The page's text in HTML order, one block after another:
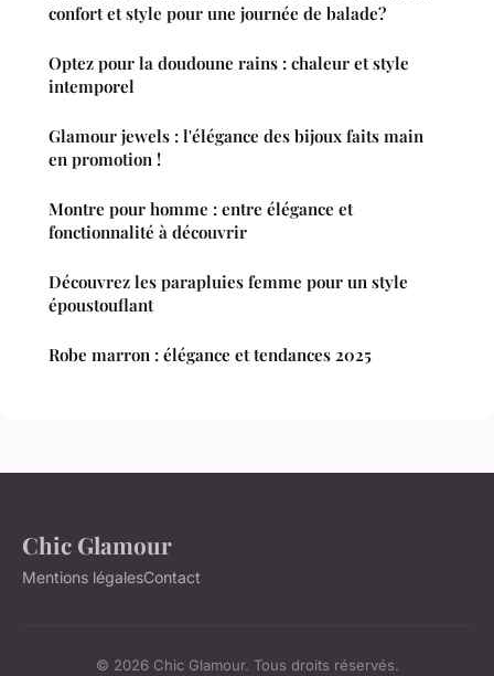
confort et style pour une journée de balade?
Optez pour la doudoune rains : chaleur et style
intemporel
Glamour jewels : l'élégance des bijoux faits main
en promotion !
Montre pour homme : entre élégance et
fonctionnalité à découvrir
Découvrez les parapluies femme pour un style
époustouflant
Robe marron : élégance et tendances 2025
Chic Glamour
Mentions légalesContact
© 2026 Chic Glamour. Tous droits réservés.